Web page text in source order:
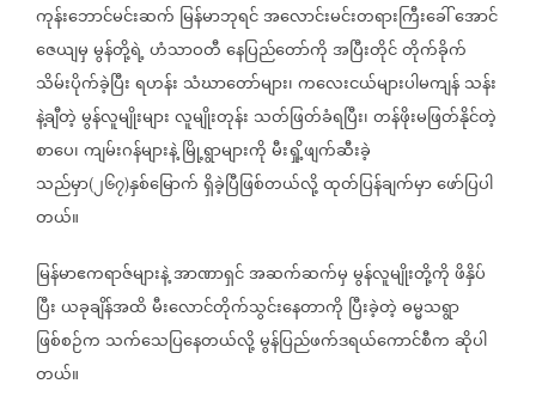
ကုန်းဘောင်မင်းဆက် မြန်မာဘုရင်အလောင်းမင်းတရားကြီးခေါ်အောင်
ဇေယျမှမွန်တို့ရဲ့ဟံသာဝတီနေပြည်တော်ကိုအပြီးတိုင်တိုက်ခိုက်
သိမ်းပိုက်ခဲ့ပြီးရဟန်း သံဃာတော်များ၊ကလေးငယ်များပါမကျန်သန်း
နဲ့ချီတဲ့မွန်လူမျိုးများလူမျိုးတုန်း သတ်ဖြတ်ခံရပြီး၊တန်ဖိုးမဖြတ်နိုင်တဲ့
စာပေ၊ကျမ်းဂန်များနဲ့မြို့ရွာများကိုမီးရှို့ဖျက်ဆီးခဲ့
သည်မှာ(၂၆၇)နှစ်မြောက်ရှိခဲ့ပြီဖြစ်တယ်လို့ထုတ်ပြန်ချက်မှာဖော်ပြပါ
တယ်။
မြန်မာဧကရာဇ်များနဲ့အာဏာရှင်အဆက်ဆက်မှမွန်လူမျိုးတို့ကိုဖိနှိပ်
ပြီးယခုချိန်အထိမီးလောင်တိုက်သွင်းနေတာကို ပြီးခဲ့တဲ့ဓမ္မသရွာ
ဖြစ်စဉ်က သက်သေပြနေတယ်လို့မွန်ပြည်ဖက်ဒရယ်ကောင်စီကဆိုပါ
တယ်။